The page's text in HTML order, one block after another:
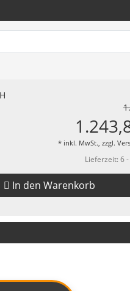
* inkl. MwSt., zzgl.
Lieferzeit: 6
In den Warenkorb